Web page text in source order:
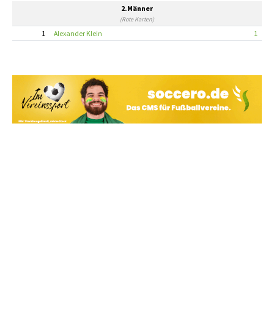
2.Männer
(Rote Karten)
1 Alexander Klein 1